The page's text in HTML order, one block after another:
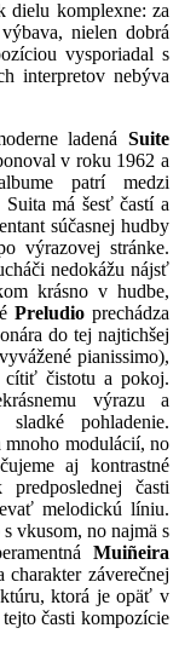
dielu komplexne: za
nielen dobrá
vysporiadal s
interpretov nebýva
ladená Suite
v roku 1962 a
patrí medzi
má šesť častí a
súčasnej hudby
výrazovej stránke.
nedokážu nájsť
krásno v hudbe,
Preludio prechádza
do tej najtichšej
pianissimo),
čistotu a pokoj.
výrazu a
pohladenie.
modulácií, no
aj kontrastné
časti
melodickú líniu.
vkusom, no najmä s
Muiñeira
záverečnej
ktorá je opäť v
časti kompozície